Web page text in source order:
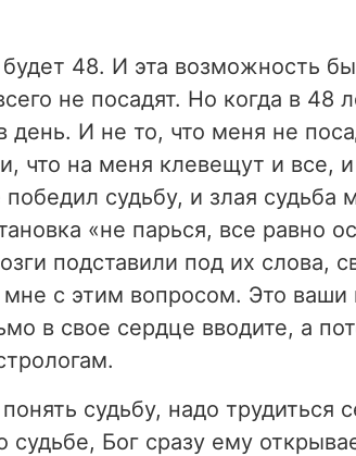
48. И эта возможность
не посадят. Но когда в 48
день. И не то, что меня не
что на меня клевещут и все,
судьбу, и злая судьба
«не парься, все равно
подставили под их слова,
мне с этим вопросом. Это
в свое сердце вводите, а
судьбу, надо трудиться
Бог сразу ему